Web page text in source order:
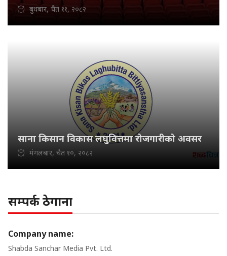
बुधबार, चैत ११, २०८२
साना किसान विकास लघुवित्तमा रोजगारीको अवसर
मंगलबार, चैत १०, २०८२
सम्पर्क ठेगाना
Company name:
Shabda Sanchar Media Pvt. Ltd.